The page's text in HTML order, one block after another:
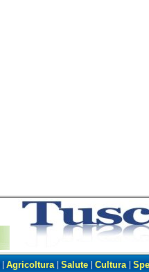
Agricoltura Salute Cultura